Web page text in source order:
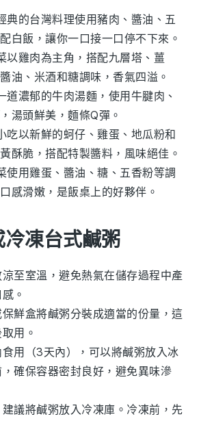
典的台灣料理使用豬肉、醬油、五
白飯，讓你一口接一口停不下來。
以雞肉為主角，搭配九層塔、薑
油、米酒和糖調味，香氣四溢。
道濃郁的牛肉湯麵，使用牛腱肉、
湯頭鮮美，麵條Q彈。
吃以新鮮的蚵仔、雞蛋、地瓜粉和
酥脆，搭配特製醬料，風味絕佳。
使用雞蛋、醬油、糖、五香粉等調
感滑嫩，是飯桌上的好夥伴。
凍台式鹹粥
涼至室溫，避免熱氣在儲存過程中產
。
鮮盒將鹹粥分裝成適當的份量，這
用。
用（3天內），可以將鹹粥放入冰
確保容器密封良好，避免異味滲
議將鹹粥放入冷凍庫。冷凍前，先